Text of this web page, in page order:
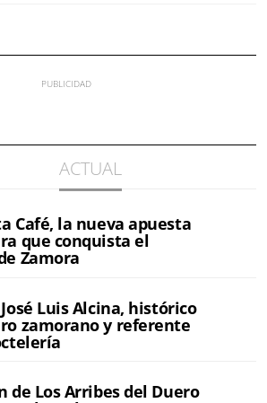
ACTUAL
Café, la nueva apuesta
que conquista el
Zamora
Luis Alcina, histórico
zamorano y referente
de Los Arribes del Duero